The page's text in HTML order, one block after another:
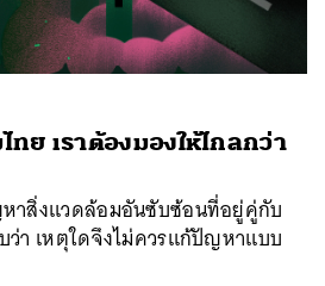
ย เราต้องมองให้ไกลกว่า
าสิ่งแวดล้อมอันซับซ้อนที่อยู่คู่กับ
า เหตุใดจึงไม่ควรแก้ปัญหาแบบ